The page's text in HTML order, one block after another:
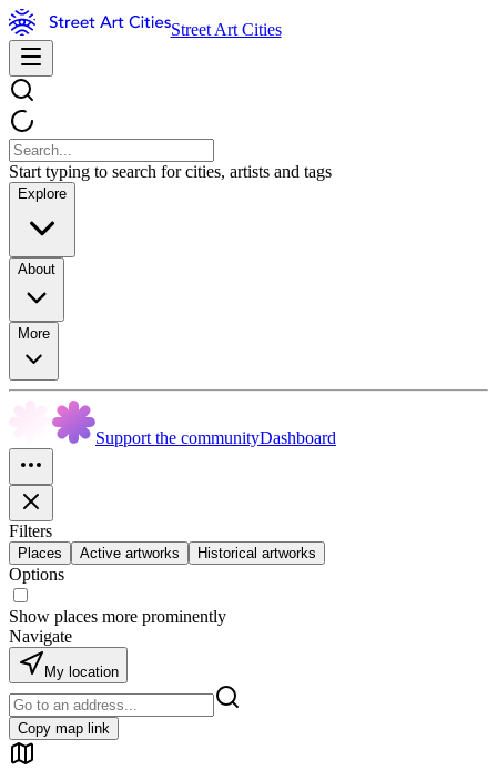
Street Art Cities
Start typing to search for cities, artists and tags
Explore
About
More
Support the communityDashboard
Filters
Places Active artworks Historical artworks
Options
Show places more prominently
Navigate
My location
Copy map link